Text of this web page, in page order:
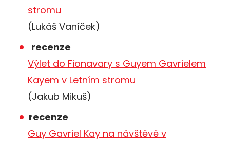
stromu
(Lukáš Vaníček)
recenze
Výlet do Fionavary s Guyem Gavrielem
Kayem v Letním stromu
(Jakub Mikuš)
recenze
Guy Gavriel Kay na návštěvě v